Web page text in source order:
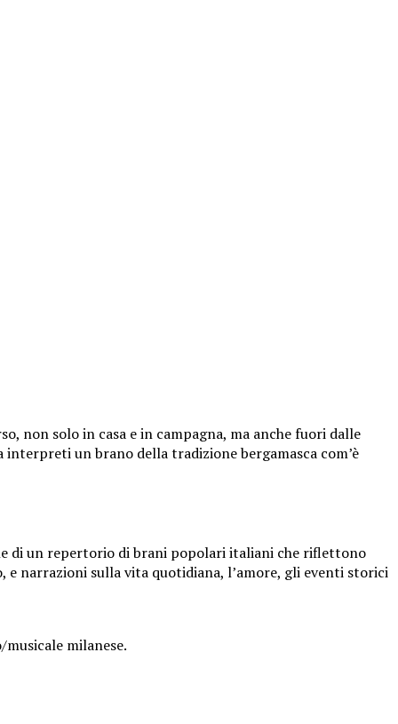
non solo in casa e in campagna, ma anche fuori dalle
un brano della tradizione bergamasca com’è
di un repertorio di brani popolari italiani che riflettono
narrazioni sulla vita quotidiana, l’amore, gli eventi storici
milanese.